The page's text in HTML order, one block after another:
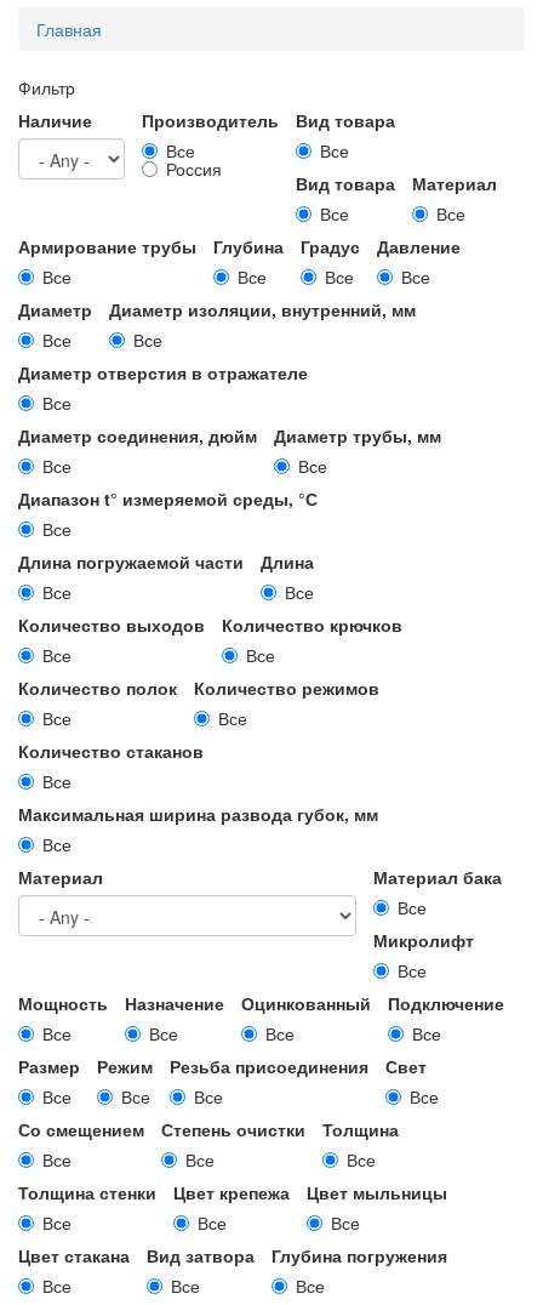
Вы
Главная
Фильтр
Наличие
Производитель
Все
Россия
Вид товара
Все
Вид товара
Все
Материал
Все
Армирование трубы
Все
Глубина
Все
Градус
Все
Давление
Все
Диаметр
Все
Диаметр изоляции, внутренний, мм
Все
Диаметр отверстия в отражателе
Все
Диаметр соединения, дюйм
Все
Диаметр трубы, мм
Все
Диапазон t° измеряемой среды, °С
Все
Длина погружаемой части
Все
Длина
Все
Количество выходов
Все
Количество крючков
Все
Количество полок
Все
Количество режимов
Все
Количество стаканов
Все
Максимальная ширина развода губок, мм
Все
Материал
Материал бака
Все
Микролифт
Все
Мощность
Все
Назначение
Все
Оцинкованный
Все
Подключение
Все
Размер
Все
Режим
Все
Резьба присоединения
Все
Свет
Все
Со смещением
Все
Степень очистки
Все
Толщина
Все
Толщина стенки
Все
Цвет крепежа
Все
Цвет мыльницы
Все
Цвет стакана
Все
Вид затвора
Все
Глубина погружения
Все